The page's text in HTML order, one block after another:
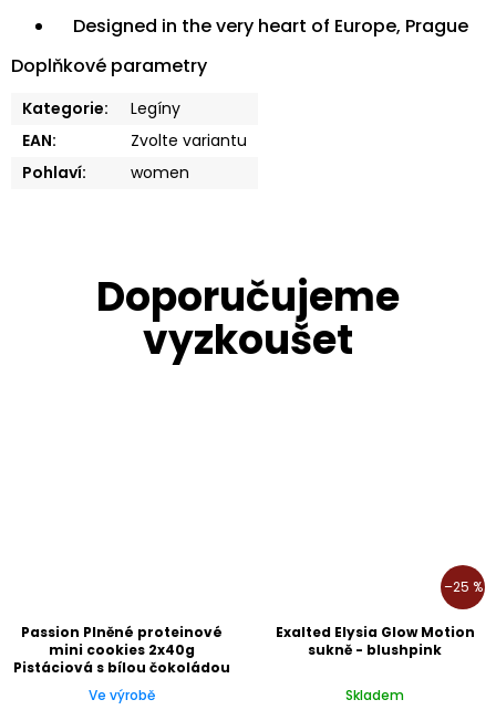
Passion Plněné proteinové
mini cookies 2x40g
Pistáciová s bílou čokoládou
Ve výrobě
–25 %
Exalted Elysia Glow Motion
sukně - blushpink
Skladem
Designed in the very heart of Europe, Prague
Doplňkové parametry
Kategorie:
Legíny
EAN:
Zvolte variantu
Pohlaví: women